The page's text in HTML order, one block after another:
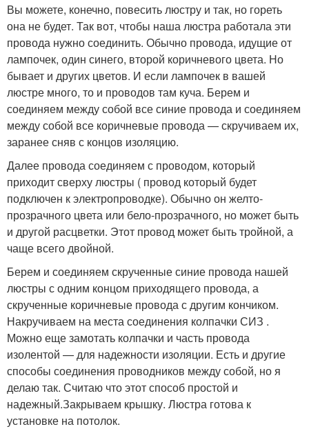
Вы можете, конечно, повесить люстру и так, но гореть
она не будет. Так вот, чтобы наша люстра работала эти
провода нужно соединить. Обычно провода, идущие от
лампочек, один синего, второй коричневого цвета. Но
бывает и других цветов. И если лампочек в вашей
люстре много, то и проводов там куча. Берем и
соединяем между собой все синие провода и соединяем
между собой все коричневые провода — скручиваем их,
заранее сняв с концов изоляцию.
Далее провода соединяем с проводом, который
приходит сверху люстры ( провод который будет
подключен к электропроводке). Обычно он желто-
прозрачного цвета или бело-прозрачного, но может быть
и другой расцветки. Этот провод может быть тройной, а
чаще всего двойной.
Берем и соединяем скрученные синие провода нашей
люстры с одним концом приходящего провода, а
скрученные коричневые провода с другим кончиком.
Накручиваем на места соединения колпачки СИЗ .
Можно еще замотать колпачки и часть провода
изолентой — для надежности изоляции. Есть и другие
способы соединения проводников между собой, но я
делаю так. Считаю что этот способ простой и
надежный.Закрываем крышку. Люстра готова к
установке на потолок.